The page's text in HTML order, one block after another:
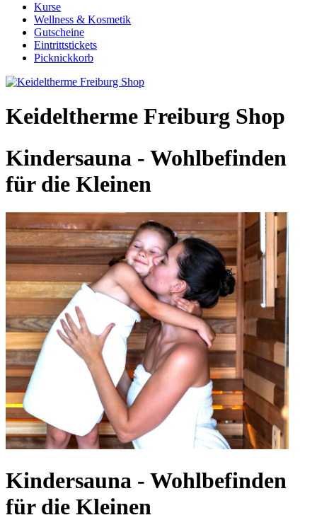
Kurse
Wellness & Kosmetik
Gutscheine
Eintrittstickets
Picknickkorb
Keideltherme Freiburg Shop
Kindersauna - Wohlbefinden
für die Kleinen
Kindersauna - Wohlbefinden
für die Kleinen